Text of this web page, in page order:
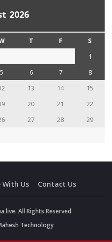
2026
T F
S
1
5 6 7
8
13 14
15
20 21
22
27 28
29
With Us Contact Us
live. All Rights Reserved.
Technology